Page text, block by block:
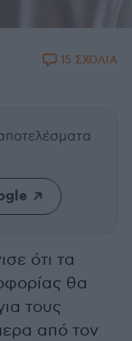
15 ΣΧΟΛΙΑ
ότι τα
θα
τους
από τον